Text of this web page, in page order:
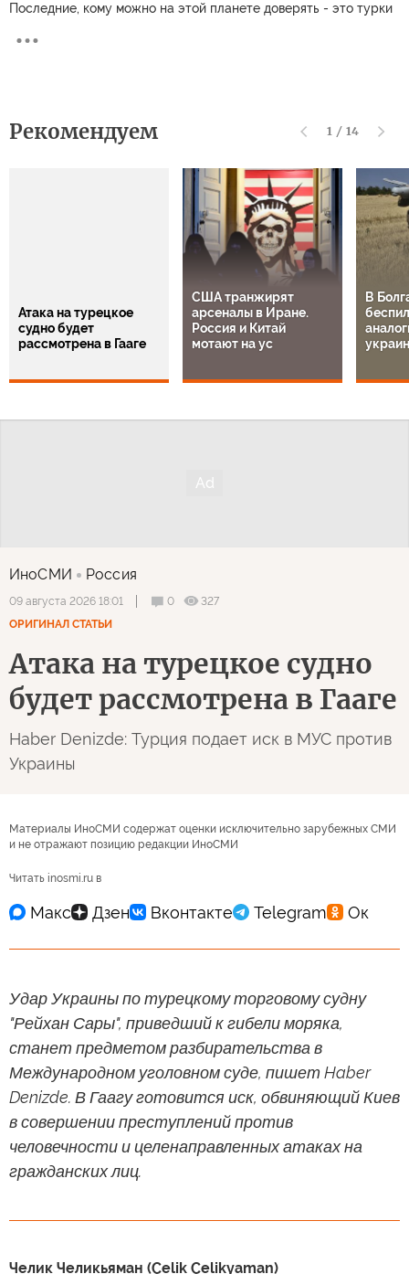
Последние, кому можно на этой планете доверять - это турки
Рекомендуем 1 / 14
Атака на турецкое
судно будет
рассмотрена в Гааге
США транжирят
арсеналы в Иране.
Россия и Китай
мотают на ус
В
ИноСМИ Россия
09 августа 2026 18:01 0
327
ОРИГИНАЛ СТАТЬИ
Атака на турецкое судно
будет рассмотрена в Гааге
Haber Denizde: Турция подает иск в МУС против
Украины
Материалы ИноСМИ содержат оценки исключительно зарубежных СМИ
и не отражают позицию редакции ИноСМИ
Читать inosmi.ru в
Удар Украины по турецкому торговому судну
"Рейхан Сары", приведший к гибели моряка,
станет предметом разбирательства в
Международном уголовном суде, пишет Haber
Denizde. В Гаагу готовится иск, обвиняющий Киев
в совершении преступлений против
человечности и целенаправленных атаках на
гражданских лиц.
Челик Челикьяман (Çelik Çelikyaman)